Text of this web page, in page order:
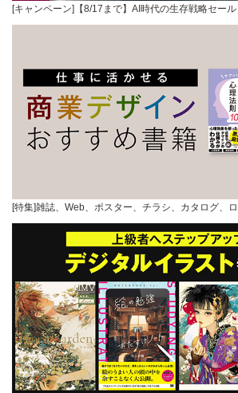
[キャンペーン]【8/17まで】AI時代の生存戦略セー
[特集]雑誌、Web、ポスター、チラシ、カタログ、